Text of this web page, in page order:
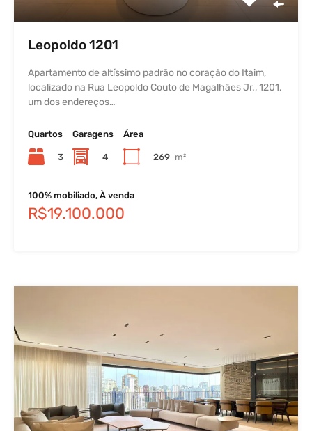
Leopoldo 1201
Apartamento de altíssimo padrão no coração do Itaim,
localizado na Rua Leopoldo Couto de Magalhães Jr., 1201,
um dos endereços…
Quartos
3
Garagens
4
Área
269 m²
100% mobiliado, À venda
R$19.100.000